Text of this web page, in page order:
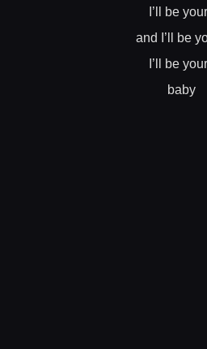
I’ll be
and I’ll be
I’ll be
baby